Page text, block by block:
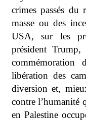
crimes passés du
masse ou des
USA, sur les
président Trump,
libération des
diversion et,
contre l’humanité
en Palestine